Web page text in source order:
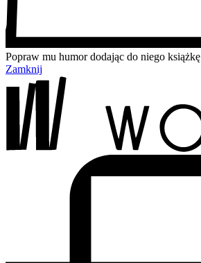
Popraw mu humor dodając do niego książkę
Zamknij
Przejdź
treści
Przejdź
menu
Przejdź
wyszukiwarki
Przejdź
koszyka